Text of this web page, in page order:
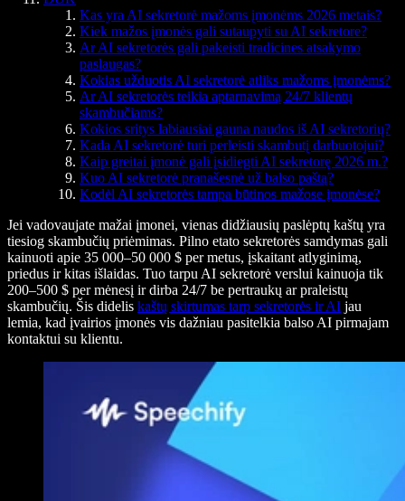
Kas yra AI sekretorė mažoms įmonėms 2026 metais?
Kiek mažos įmonės gali sutaupyti su AI sekretore?
Ar AI sekretorės gali pakeisti tradicines atsakymo
paslaugas?
Kokias užduotis AI sekretorė atliks mažoms įmonėms?
Ar AI sekretorės teikia aptarnavimą 24/7 klientų
skambučiams?
Kokios sritys labiausiai gauna naudos iš AI sekretorių?
Kada AI sekretorė turi perleisti skambutį darbuotojui?
Kaip greitai įmonė gali įsidiegti AI sekretorę 2026 m.?
Kuo AI sekretorė pranašesnė už balso paštą?
Kodėl AI sekretorės tampa būtinos mažose įmonėse?
Jei vadovaujate mažai įmonei, vienas didžiausių paslėptų kaštų yra
tiesiog skambučių priėmimas. Pilno etato sekretorės samdymas gali
kainuoti apie 35 000–50 000 $ per metus, įskaitant atlyginimą,
priedus ir kitas išlaidas. Tuo tarpu AI sekretorė verslui kainuoja tik
200–500 $ per mėnesį ir dirba 24/7 be pertraukų ar praleistų
skambučių. Šis didelis kaštų skirtumas tarp sekretorės ir AI jau
lemia, kad įvairios įmonės vis dažniau pasitelkia balso AI pirmajam
kontaktui su klientu.